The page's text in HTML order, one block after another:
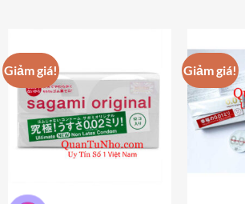
Giảm giá! Giảm giá!